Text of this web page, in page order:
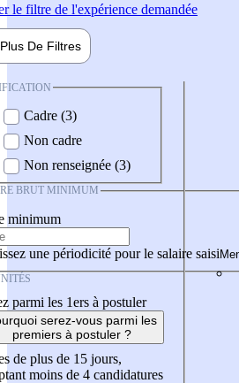
le filtre de l'expérience demandée
Plus De Filtres
Cadre (3)
Non cadre
Non renseignée (3)
BRUT MINIMUM
minimum
une périodicité pour le salaire saisi
parmi les 1ers à postuler
serez-vous parmi les
premiers à postuler ?
de plus de 15 jours,
moins de 4 candidatures